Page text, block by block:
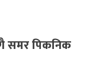
समर पिकनिक